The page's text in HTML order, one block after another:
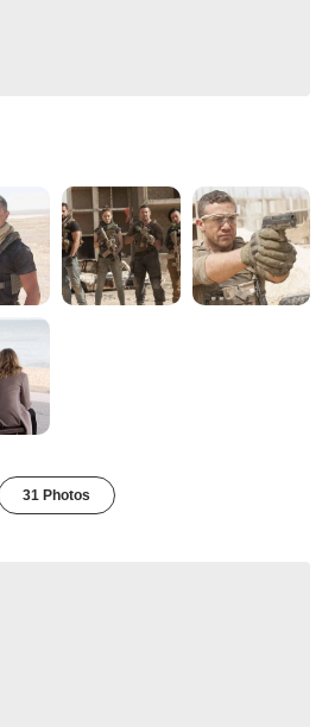
31 Photos